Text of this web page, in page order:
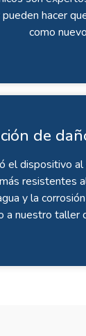
hacer
como
de
el dispositivo al
resistentes
y la
a nuestro taller